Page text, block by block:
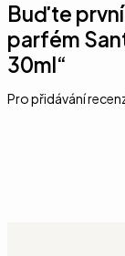
Buďte
parfém
30ml“
Pro přidávání